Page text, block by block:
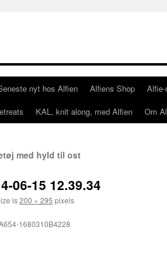
nyt hos Alfien Alfiens Shop
KAL, knit along, med Alfien Om
med hyld til ost
06-15 12.39.34
is200 × 295 pixels
1680310B4228